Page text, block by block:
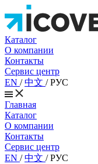
Каталог
О компании
Контакты
Сервис центр
EN /中文 /РУС
Главная
Каталог
О компании
Контакты
Сервис центр
EN /中文 /РУС